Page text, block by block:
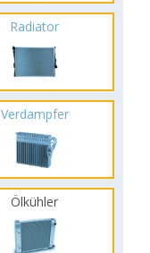
Radiator
Verdampfer
Ölkühler